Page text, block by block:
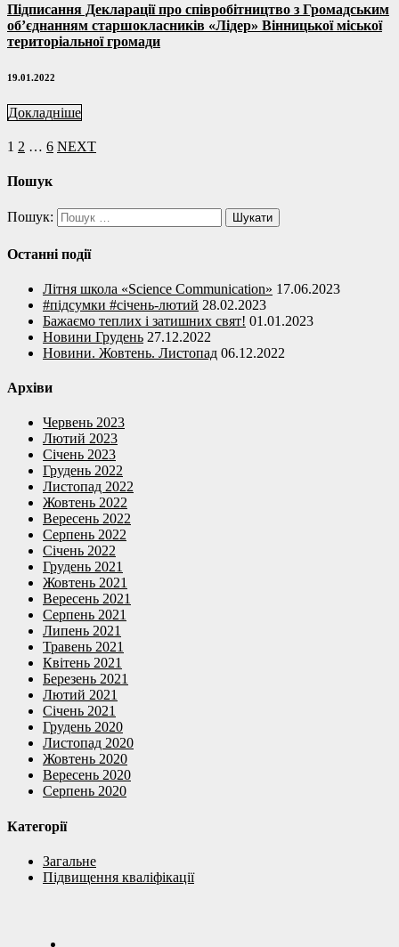
Підписання Декларації про співробітництво з Громадським
об’єднанням старшокласників «Лідер» Вінницької міської
територіальної громади
19.01.2022
Докладніше
1 2 … 6 NEXT
Пошук
Пошук:
Останні події
Літня школа «Science Communication» 17.06.2023
#підсумки #січень-лютий 28.02.2023
Бажаємо теплих і затишних свят! 01.01.2023
Новини Грудень 27.12.2022
Новини. Жовтень. Листопад 06.12.2022
Архіви
Червень 2023
Лютий 2023
Січень 2023
Грудень 2022
Листопад 2022
Жовтень 2022
Вересень 2022
Серпень 2022
Січень 2022
Грудень 2021
Жовтень 2021
Вересень 2021
Серпень 2021
Липень 2021
Травень 2021
Квітень 2021
Березень 2021
Лютий 2021
Січень 2021
Грудень 2020
Листопад 2020
Жовтень 2020
Вересень 2020
Серпень 2020
Категорії
Загальне
Підвищення кваліфікації